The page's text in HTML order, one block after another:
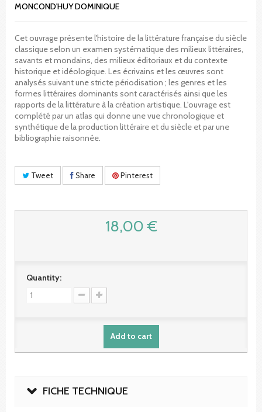
MONCOND'HUY DOMINIQUE
Cet ouvrage présente l'histoire de la littérature française du siècle
classique selon un examen systématique des milieux littéraires,
savants et mondains, des milieux éditoriaux et du contexte
historique et idéologique. Les écrivains et les œuvres sont
analysés suivant une stricte périodisation ; les genres et les
formes littéraires dominants sont caractérisés ainsi que les
rapports de la littérature à la création artistique. L'ouvrage est
complété par un atlas qui donne une vue chronologique et
synthétique de la production littéraire et du siècle et par une
bibliographie raisonnée.
Tweet Share Pinterest
18,00 €
Quantity:
Add to cart
FICHE TECHNIQUE